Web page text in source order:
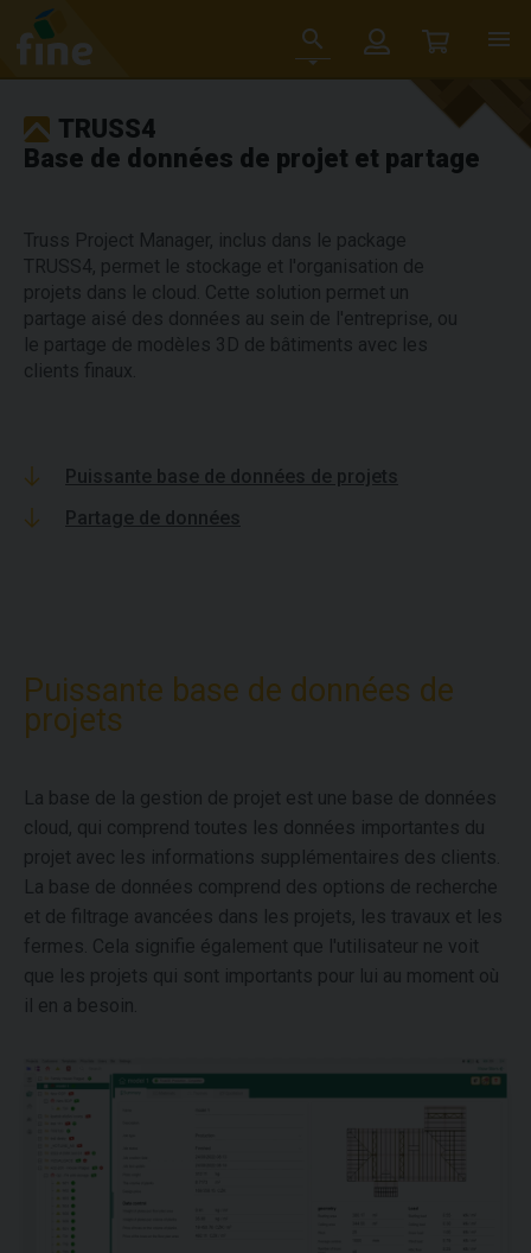
TRUSS4
Base de données de projet et partage
Truss Project Manager, inclus dans le package
TRUSS4, permet le stockage et l'organisation de
projets dans le cloud. Cette solution permet un
partage aisé des données au sein de l'entreprise, ou
le partage de modèles 3D de bâtiments avec les
clients finaux.
Puissante base de données de projets
Partage de données
Puissante base de données de
projets
La base de la gestion de projet est une base de données
cloud, qui comprend toutes les données importantes du
projet avec les informations supplémentaires des clients.
La base de données comprend des options de recherche
et de filtrage avancées dans les projets, les travaux et les
fermes. Cela signifie également que l'utilisateur ne voit
que les projets qui sont importants pour lui au moment où
il en a besoin.